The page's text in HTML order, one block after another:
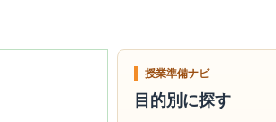
授業準備ナビ
目的別に探す